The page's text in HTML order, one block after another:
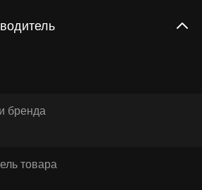
бренда
товара